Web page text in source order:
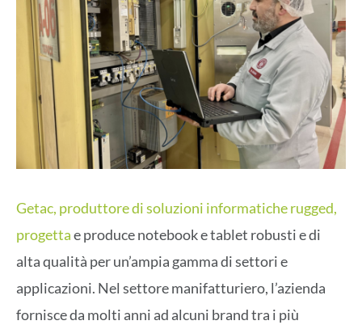
Getac, produttore di soluzioni informatiche rugged,
progettae produce notebook e tablet robusti e di
alta qualità per un’ampia gamma di settori e
applicazioni. Nel settore manifatturiero, l’azienda
fornisce da molti anni ad alcuni brand tra i più